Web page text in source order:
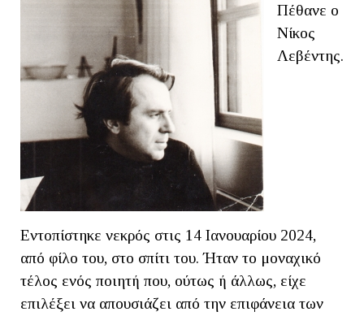
Πέθανε ο
Νίκος
Λεβέντης.
Εντοπίστηκε νεκρός στις 14 Ιανουαρίου 2024,
από φίλο του, στο σπίτι του. Ήταν το μοναχικό
τέλος ενός ποιητή που, ούτως ή άλλως, είχε
επιλέξει να απουσιάζει από την επιφάνεια των